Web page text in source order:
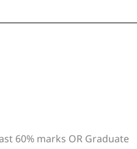
60% marks OR Graduate